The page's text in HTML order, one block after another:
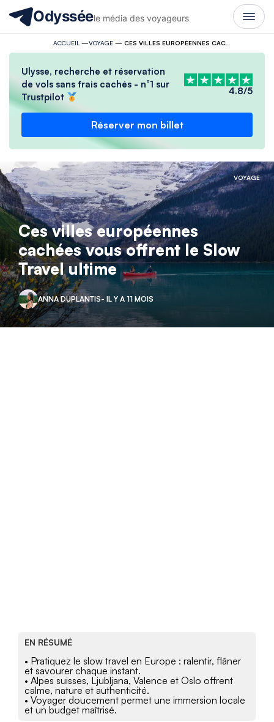
Odysséele média des voyageurs
ACCUEIL —VOYAGE— CES VILLES EUROPÉENNES CACHÉES VOUS OFFRENT LE SLOW TRAVEL ULTIME
Ulysse, recherche et réservation
de vols sans frais cachés - n°1 sur
Trustpilot
4.8/5
Réserver mon billet
VOYAGE
Ces villes européennes
cachées vous offrent le Slow
Travel ultime
ANNA DUPLANTIS- IL Y A 11 MOIS
EN RÉSUMÉ
• Pratiquez le slow travel en Europe : ralentir, flâner
et savourer chaque instant.
• Alpes suisses, Ljubljana, Valence et Oslo offrent
calme, nature et authenticité.
• Voyager doucement permet une immersion locale
et un budget maîtrisé.